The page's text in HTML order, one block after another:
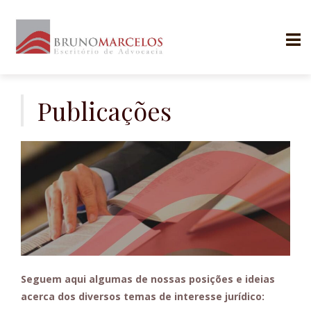
Publicações
Seguem aqui algumas de nossas posições e ideias
acerca dos diversos temas de interesse jurídico: